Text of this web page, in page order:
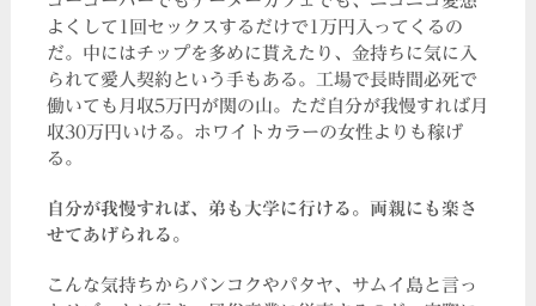
よくして1回セックスするだけで1万円入ってくるの
だ。中にはチップを多めに貰えたり、金持ちに気に入
られて愛人契約という手もある。工場で長時間必死で
働いても月収5万円が関の山。ただ自分が我慢すれば月
収30万円いける。ホワイトカラーの女性よりも稼げ
る。
自分が我慢すれば、弟も大学に行ける。両親にも楽さ
せてあげられる。
こんな気持ちからバンコクやパタヤ、サムイ島と言っ